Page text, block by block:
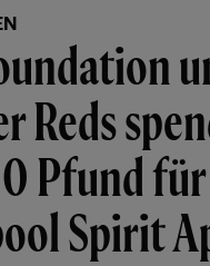
Reds
Pfund
Spirit